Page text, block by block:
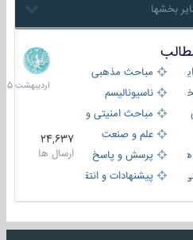
مباحث مذهبی
و مذهبیناسیونالیسم
مباحث امنیتی و اطلاعاتی
علم و صنعت
پرسش و پاسخ
پیشنهادات و انتقادات
24,637
ارسال ها
8
1405